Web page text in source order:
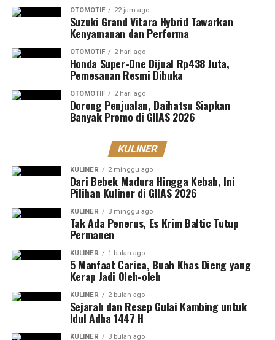
OTOMOTIF 22 jam ago
Suzuki Grand Vitara Hybrid Tawarkan
Kenyamanan dan Performa
OTOMOTIF 2 hari ago
Honda Super-One Dijual Rp438 Juta,
Pemesanan Resmi Dibuka
OTOMOTIF 2 hari ago
Dorong Penjualan, Daihatsu Siapkan
Banyak Promo di GIIAS 2026
KULINER
KULINER 2 minggu ago
Dari Bebek Madura Hingga Kebab, Ini
Pilihan Kuliner di GIIAS 2026
KULINER 3 minggu ago
Tak Ada Penerus, Es Krim Baltic Tutup
Permanen
KULINER 1 bulan ago
5 Manfaat Carica, Buah Khas Dieng yang
Kerap Jadi Oleh-oleh
KULINER 2 bulan ago
Sejarah dan Resep Gulai Kambing untuk
Idul Adha 1447 H
KULINER 3 bulan ago